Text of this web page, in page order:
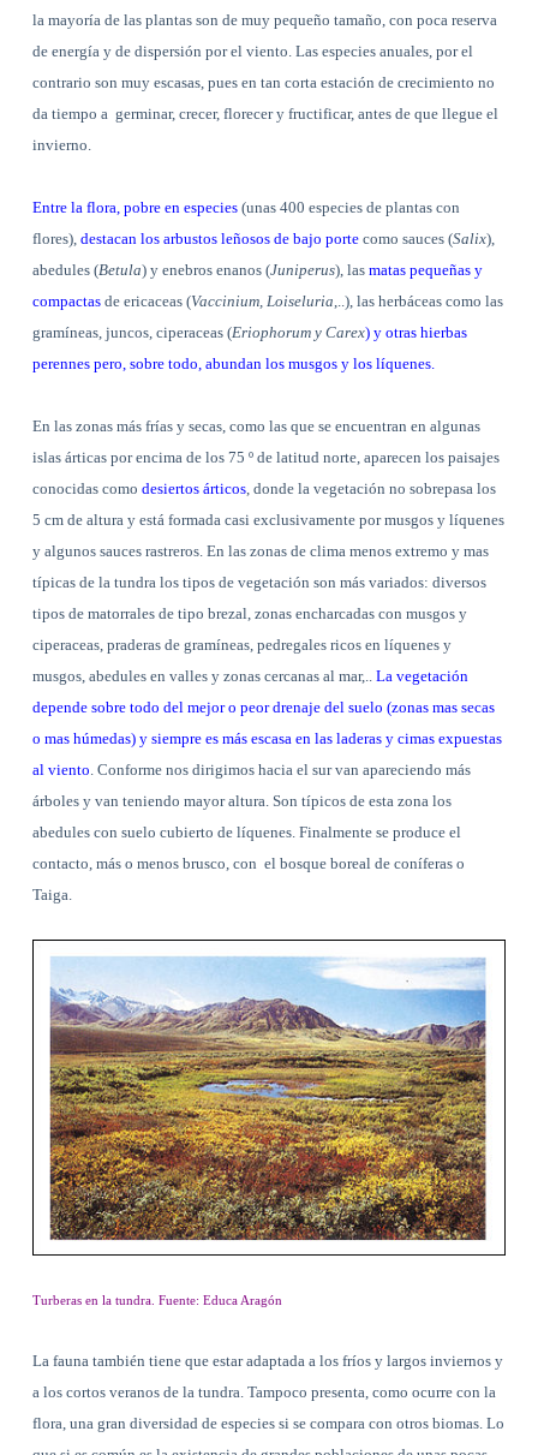
la mayoría de las plantas son de muy pequeño tamaño, con poca reserva
de energía y de dispersión por el viento. Las especies anuales, por el
contrario son muy escasas, pues en tan corta estación de crecimiento no
da tiempo a germinar, crecer, florecer y fructificar, antes de que llegue el
invierno.
Entre la flora, pobre en especies(unas 400 especies de plantas con
flores), destacan los arbustos leñosos de bajo portecomo sauces (Salix),
abedules (Betula) y enebros enanos (Juniperus), las matas pequeñas y
compactasde ericaceas (Vaccinium, Loiseluria,..), las herbáceas como las
gramíneas, juncos, ciperaceas (Eriophorum y Carex) y otras hierbas
perennes pero, sobre todo, abundan los musgos y los líquenes.
En las zonas más frías y secas, como las que se encuentran en algunas
islas árticas por encima de los 75 º de latitud norte, aparecen los paisajes
conocidas como desiertos árticos, donde la vegetación no sobrepasa los
5 cm de altura y está formada casi exclusivamente por musgos y líquenes
y algunos sauces rastreros. En las zonas de clima menos extremo y mas
típicas de la tundra los tipos de vegetación son más variados: diversos
tipos de matorrales de tipo brezal, zonas encharcadas con musgos y
ciperaceas, praderas de gramíneas, pedregales ricos en líquenes y
musgos, abedules en valles y zonas cercanas al mar,.. La vegetación
depende sobre todo del mejor o peor drenaje del suelo (zonas mas secas
o mas húmedas) y siempre es más escasa en las laderas y cimas expuestas
al viento. Conforme nos dirigimos hacia el sur van apareciendo más
árboles y van teniendo mayor altura. Son típicos de esta zona los
abedules con suelo cubierto de líquenes. Finalmente se produce el
contacto, más o menos brusco, con el bosque boreal de coníferas o
Taiga.
Turberas en la tundra. Fuente: Educa Aragón
La fauna también tiene que estar adaptada a los fríos y largos inviernos y
a los cortos veranos de la tundra. Tampoco presenta, como ocurre con la
flora, una gran diversidad de especies si se compara con otros biomas. Lo